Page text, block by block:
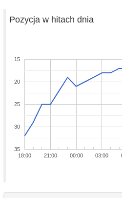
Pozycja w hitach dnia
18:00 21:00 00:00 03:00
15
20
25
30
35